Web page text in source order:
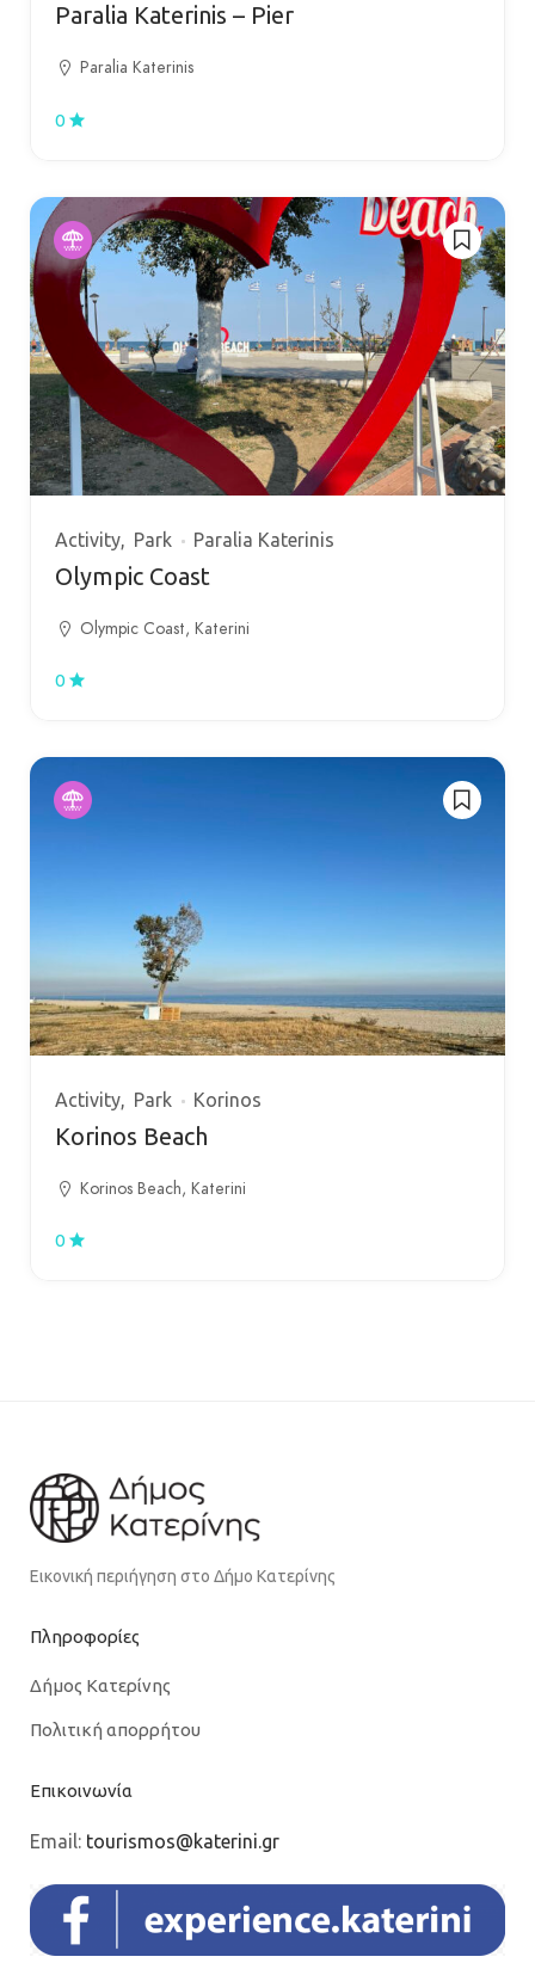
Paralia Katerinis – Pier
Paralia Katerinis
0
Activity Park Paralia Katerinis
Olympic Coast
Olympic Coast, Katerini
0
Activity Park Korinos
Korinos Beach
Korinos Beach, Katerini
0
Εικονική περιήγηση στο Δήμο Κατερίνης
Πληροφορίες
Δήμος Κατερίνης
Πολιτική απορρήτου
Επικοινωνία
Email: tourismos@katerini.gr